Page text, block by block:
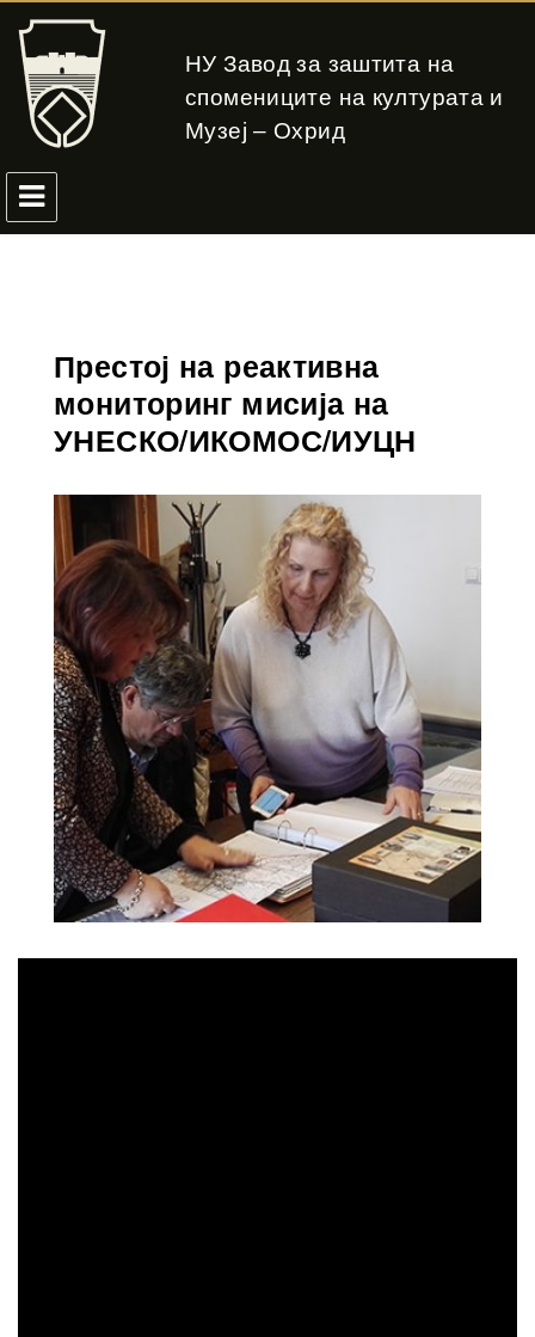
НУ Завод за заштита на
спомениците на културата и
Музеј – Охрид
Престој на реактивна
мониторинг мисија на
УНЕСКО/ИКОМОС/ИУЦН